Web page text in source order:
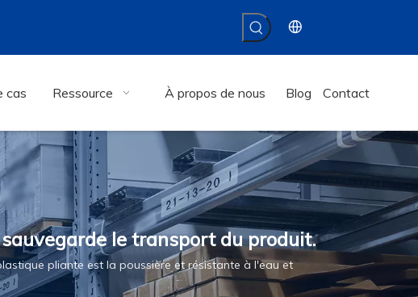
cas Ressource À propos de nous Blog Contact
le transport du produit.
pliante est la poussière et résistante à l'eau et